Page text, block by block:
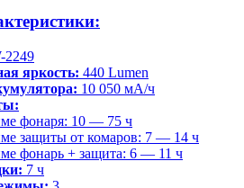
2249
яркость: 440 Lumen
10 050 мА/ч
фонаря: 10 — 75 ч
защиты от комаров: 7 — 14 ч
фонарь + защита: 6 — 11 ч
7 ч